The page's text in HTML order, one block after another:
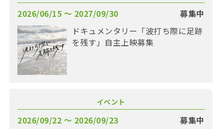
2026/06/15 〜 2027/09/30
募集中
ドキュメンタリー「波打ち際に足跡
を残す」自主上映募集
イベント
2026/09/22 〜 2026/09/23
募集中